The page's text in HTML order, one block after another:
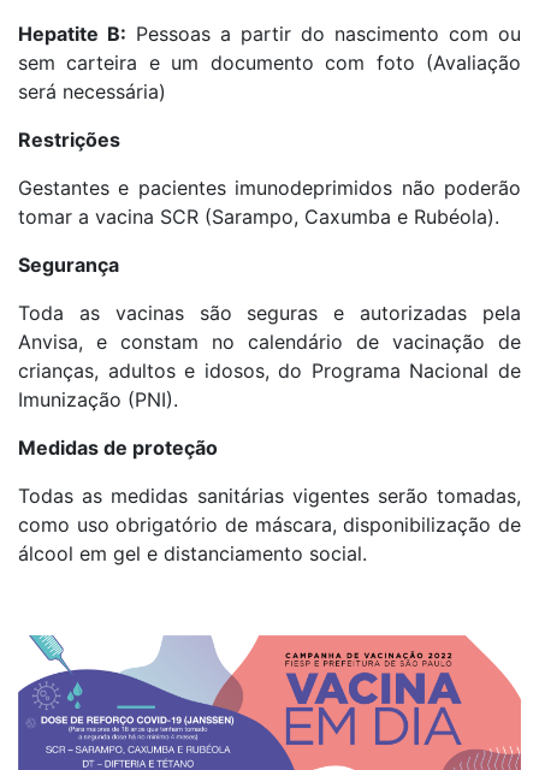
Hepatite B: Pessoas a partir do nascimento com ou
sem carteira e um documento com foto (Avaliação
será necessária)
Restrições
Gestantes e pacientes imunodeprimidos não poderão
tomar a vacina SCR (Sarampo, Caxumba e Rubéola).
Segurança
Toda as vacinas são seguras e autorizadas pela
Anvisa, e constam no calendário de vacinação de
crianças, adultos e idosos, do Programa Nacional de
Imunização (PNI).
Medidas de proteção
Todas as medidas sanitárias vigentes serão tomadas,
como uso obrigatório de máscara, disponibilização de
álcool em gel e distanciamento social.